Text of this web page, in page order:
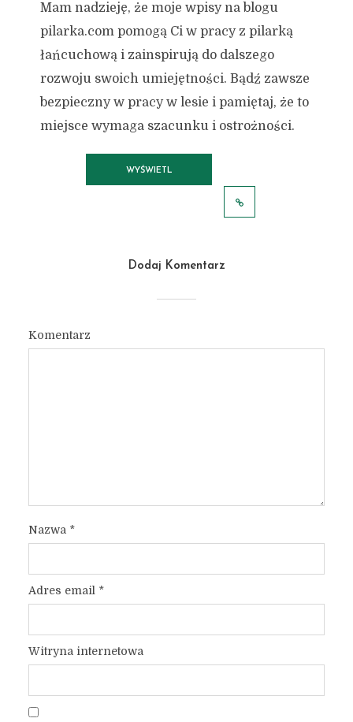
Mam nadzieję, że moje wpisy na blogu
pilarka.com pomogą Ci w pracy z pilarką
łańcuchową i zainspirują do dalszego
rozwoju swoich umiejętności. Bądź zawsze
bezpieczny w pracy w lesie i pamiętaj, że to
miejsce wymaga szacunku i ostrożności.
WYŚWIETL
Dodaj Komentarz
Komentarz
Nazwa *
Adres email *
Witryna internetowa